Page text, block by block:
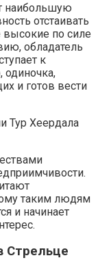
наибольшую
отстаивать
по силе
обладатель
к
одиночка,
и готов вести
таким людям
и начинает
Стрельце